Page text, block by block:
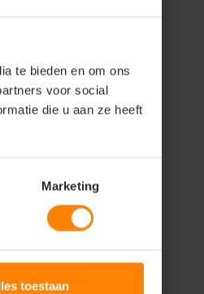
te bieden en om ons
voor social
die u aan ze heeft
Marketing
toestaan